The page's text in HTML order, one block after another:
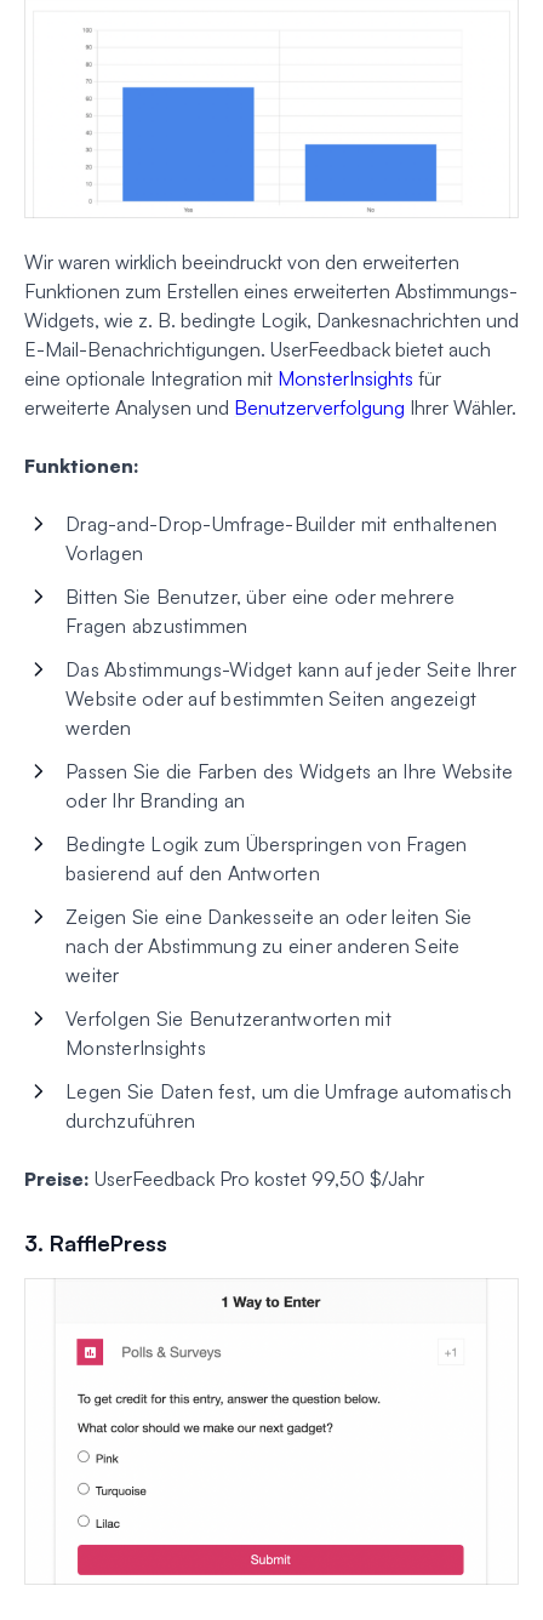
Wir waren wirklich beeindruckt von den erweiterten
Funktionen zum Erstellen eines erweiterten Abstimmungs-
Widgets, wie z. B. bedingte Logik, Dankesnachrichten und
E-Mail-Benachrichtigungen. UserFeedback bietet auch
eine optionale Integration mit MonsterInsights für
erweiterte Analysen und Benutzerverfolgung Ihrer Wähler.
Funktionen:
Drag-and-Drop-Umfrage-Builder mit enthaltenen
Vorlagen
Bitten Sie Benutzer, über eine oder mehrere
Fragen abzustimmen
Das Abstimmungs-Widget kann auf jeder Seite Ihrer
Website oder auf bestimmten Seiten angezeigt
werden
Passen Sie die Farben des Widgets an Ihre Website
oder Ihr Branding an
Bedingte Logik zum Überspringen von Fragen
basierend auf den Antworten
Zeigen Sie eine Dankesseite an oder leiten Sie
nach der Abstimmung zu einer anderen Seite
weiter
Verfolgen Sie Benutzerantworten mit
MonsterInsights
Legen Sie Daten fest, um die Umfrage automatisch
durchzuführen
Preise: UserFeedback Pro kostet 99,50 $/Jahr
3. RafflePress